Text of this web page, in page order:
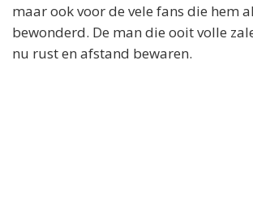
maar ook voor de vele fans die hem
bewonderd. De man die ooit volle
nu rust en afstand bewaren.